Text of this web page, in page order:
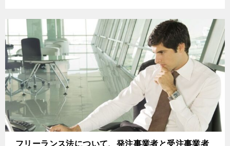
フリーランス法について、発注事業者と受注事業者